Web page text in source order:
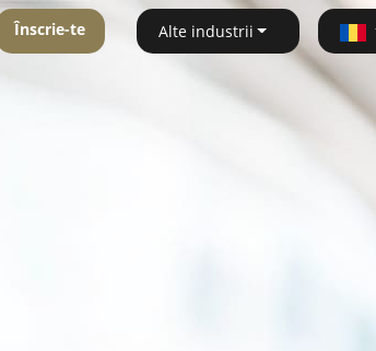
Înscrie-te Alte industrii